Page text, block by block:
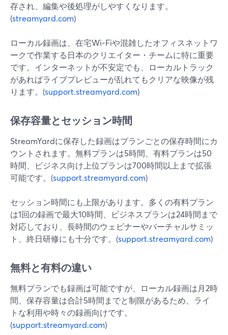
存され、編集や後処理がしやすくなります。
(streamyard.com)
ローカル録画は、在宅Wi‑Fiや混雑したオフィスネットワ
ークで作業する日本のクリエイター・チームに特に重要
です。インターネットが不安定でも、ローカルトラック
があればライブプレビューが乱れてもクリアな映像が残
ります。(support.streamyard.com)
保存容量とセッション時間
StreamYardに保存した録画はプランごとの保存時間にカ
ウントされます。無料プランは5時間、有料プランは50
時間、ビジネス向け上位プランは700時間以上まで拡張
可能です。(support.streamyard.com)
セッション時間にも上限があります。多くの有料プラン
は1回の録画で最大10時間、ビジネスプランは24時間まで
対応しており、長時間のウェビナーやバーチャルサミッ
ト、終日研修にも十分です。(support.streamyard.com)
無料と有料の違い
無料プランでも録画は可能ですが、ローカル録画は月2時
間、保存容量は合計5時間までと制限があるため、ライ
トな利用や時々の録画向けです。
(support.streamyard.com)